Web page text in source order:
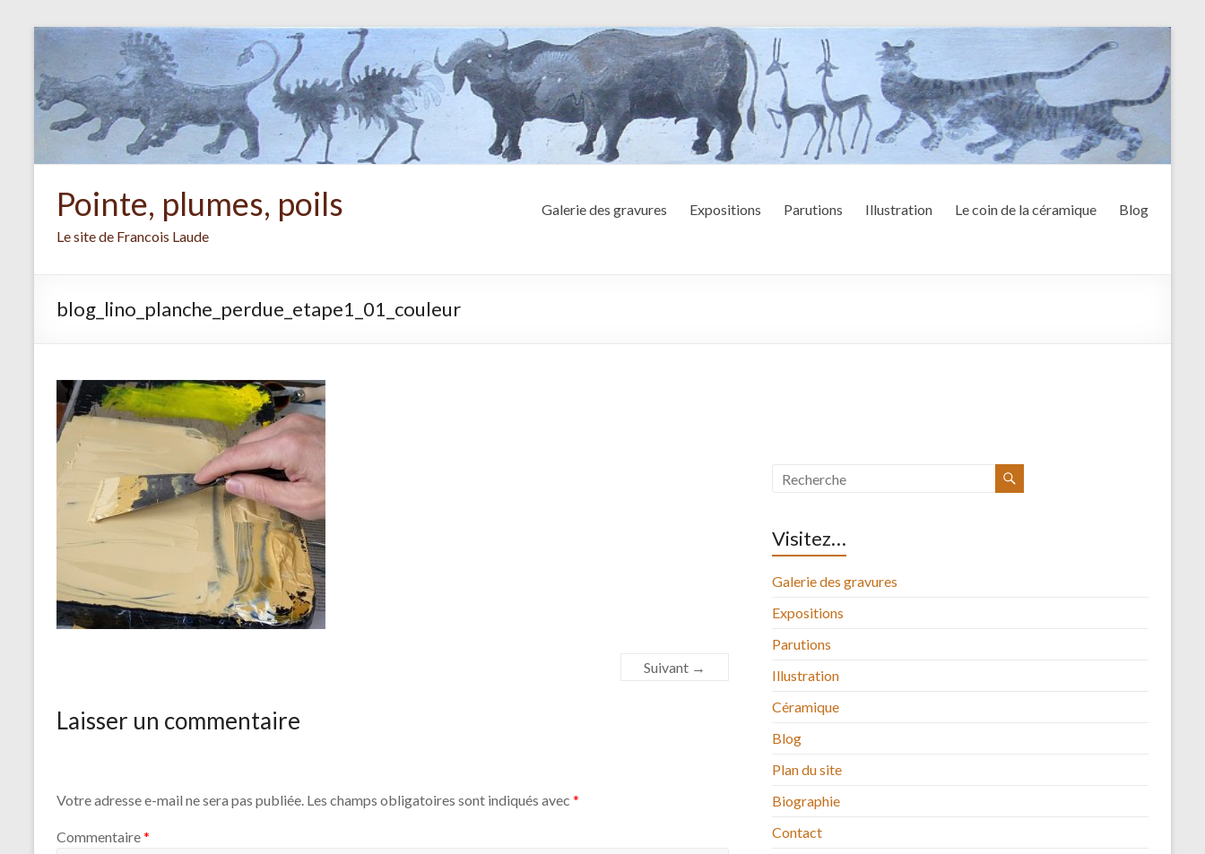
Aller
contenu
Pointe, plumes, poils
Le site de Francois Laude
Galerie des gravures Expositions Parutions Illustration Le coin de la céramique Blog
blog_lino_planche_perdue_etape1_01_couleur
Suivant →
Laisser un commentaire
Votre adresse e-mail ne sera pas publiée. Les champs obligatoires sont indiqués avec *
Commentaire*
Visitez…
Galerie des gravures
Expositions
Parutions
Illustration
Céramique
Blog
Plan du site
Biographie
Contact